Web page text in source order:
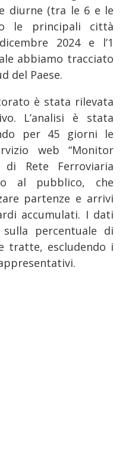
diurne (tra le 6 e le
le principali città
2024 e l’1
abbiamo tracciato
del Paese.
è stata rilevata
L’analisi è stata
per 45 giorni le
web “Monitor
di Rete Ferroviaria
al pubblico, che
partenze e arrivi
accumulati. I dati
percentuale di
tratte, escludendo i